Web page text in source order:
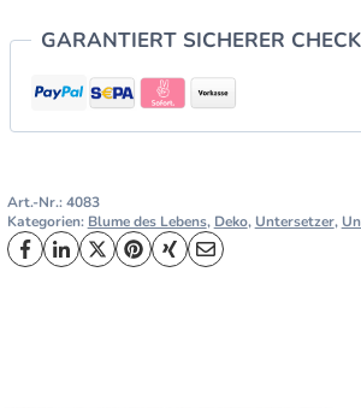
GARANTIERT SICHERER
Art.-Nr.:4083
Kategorien: Blume des Lebens, Deko, Untersetzer,